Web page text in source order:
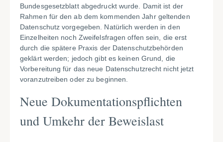
Bundesgesetzblatt abgedruckt wurde. Damit ist der
Rahmen für den ab dem kommenden Jahr geltenden
Datenschutz vorgegeben. Natürlich werden in den
Einzelheiten noch Zweifelsfragen offen sein, die erst
durch die spätere Praxis der Datenschutzbehörden
geklärt werden; jedoch gibt es keinen Grund, die
Vorbereitung für das neue Datenschutzrecht nicht jetzt
voranzutreiben oder zu beginnen.
Neue Dokumentationspflichten
und Umkehr der Beweislast